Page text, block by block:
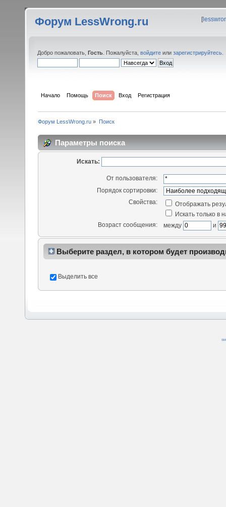
Форум LessWrong.ru [
Добро пожаловать, Гость . Пожалуйста, войдите или зарегистрируйтесь
Начало Помощь Поиск Вход Регистрация
Форум LessWrong.ru » Поиск
Параметры поиска
Искать:
От пользователя:
Порядок сортировки:
Свойства:
Отображать
Искать только в
Возраст сообщения:
между и
Выберите раздел, в котором будет
Выделить все